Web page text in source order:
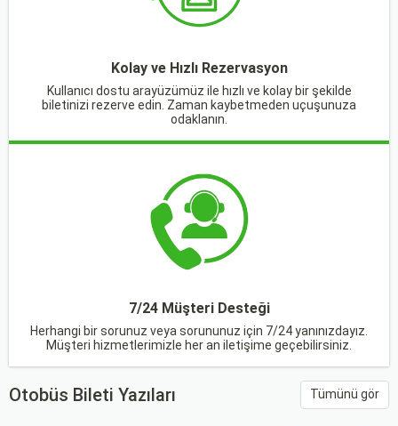
Kolay ve Hızlı Rezervasyon
Kullanıcı dostu arayüzümüz ile hızlı ve kolay bir şekilde
biletinizi rezerve edin. Zaman kaybetmeden uçuşunuza
odaklanın.
7/24 Müşteri Desteği
Herhangi bir sorunuz veya sorununuz için 7/24 yanınızdayız.
Müşteri hizmetlerimizle her an iletişime geçebilirsiniz.
Otobüs Bileti Yazıları Tümünü gör